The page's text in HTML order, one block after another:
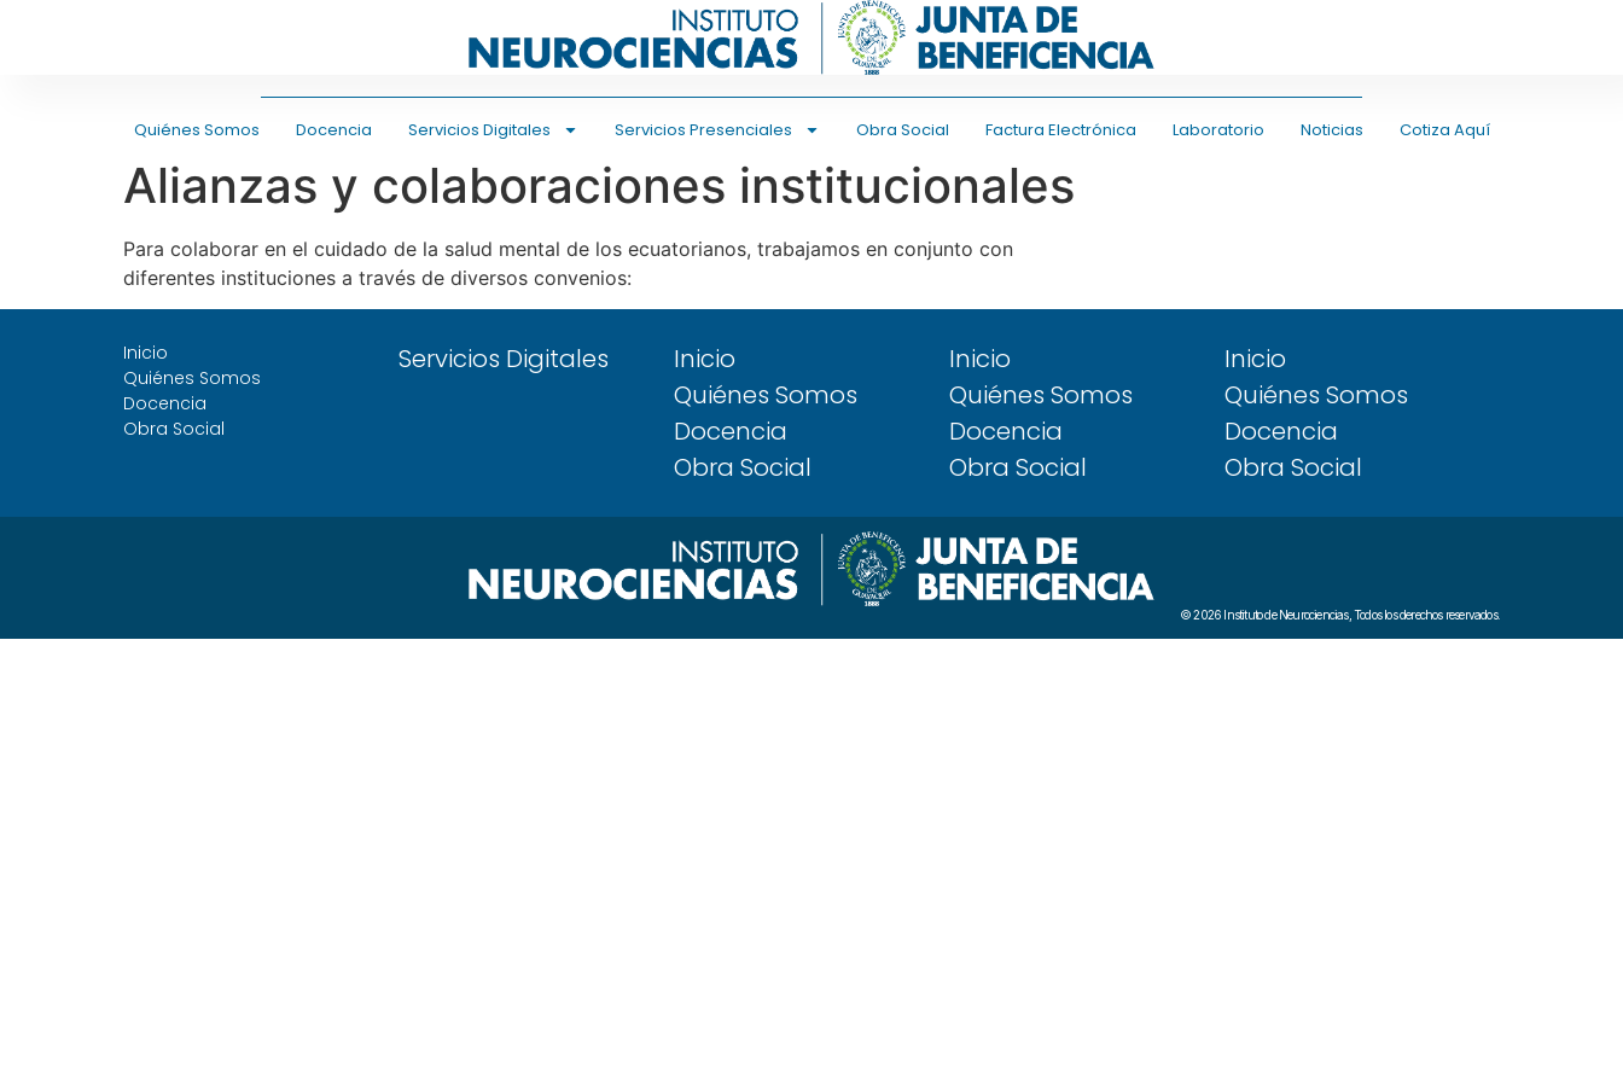
Quiénes Somos Docencia Servicios Digitales Servicios Presenciales Obra Social Factura Electrónica Laboratorio Noticias Cotiza Aquí
Alianzas y colaboraciones institucionales
Para colaborar en el cuidado de la salud mental de los ecuatorianos, trabajamos en conjunto con
diferentes instituciones a través de diversos convenios:
Inicio
Quiénes Somos
Docencia
Obra Social
Servicios Digitales
Inicio
Quiénes Somos
Docencia
Obra Social
Inicio
Quiénes Somos
Docencia
Obra Social
Inicio
Quiénes Somos
Docencia
Obra Social
© 2026 Instituto de Neurociencias, Todos los derechos reservados.